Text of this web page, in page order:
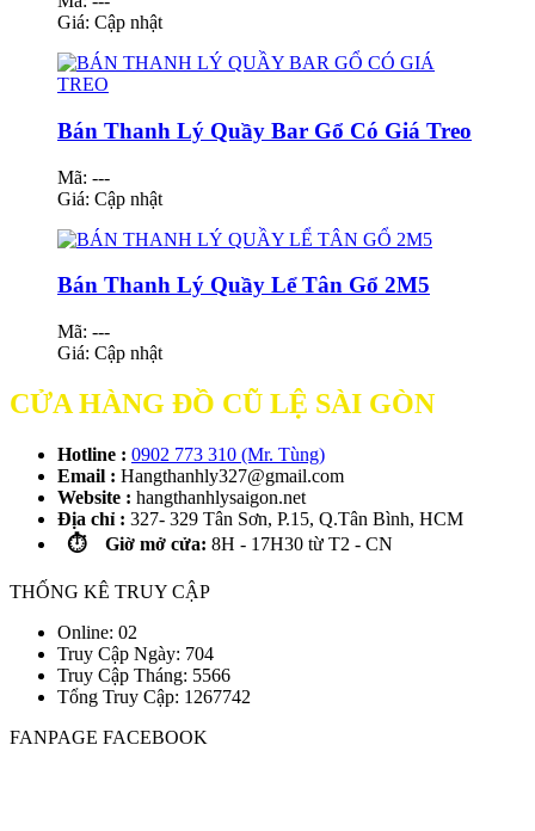
Giá: Cập nhật
Bán Thanh Lý Quầy Bar Gổ Có Giá Treo
Mã: ---
Giá: Cập nhật
Bán Thanh Lý Quầy Lể Tân Gổ 2M5
Mã: ---
Giá: Cập nhật
CỬA HÀNG ĐỒ CŨ LỆ SÀI GÒN
Hotline : 0902 773 310 (Mr. Tùng)
Email : Hangthanhly327@gmail.com
Website : hangthanhlysaigon.net
Địa chỉ : 327- 329 Tân Sơn, P.15, Q.Tân Bình, HCM
⏱️ Giờ mở cửa: 8H - 17H30 từ T2 - CN
THỐNG KÊ TRUY CẬP
Online: 02
Truy Cập Ngày: 704
Truy Cập Tháng: 5566
Tổng Truy Cập: 1 267742
FANPAGE FACEBOOK